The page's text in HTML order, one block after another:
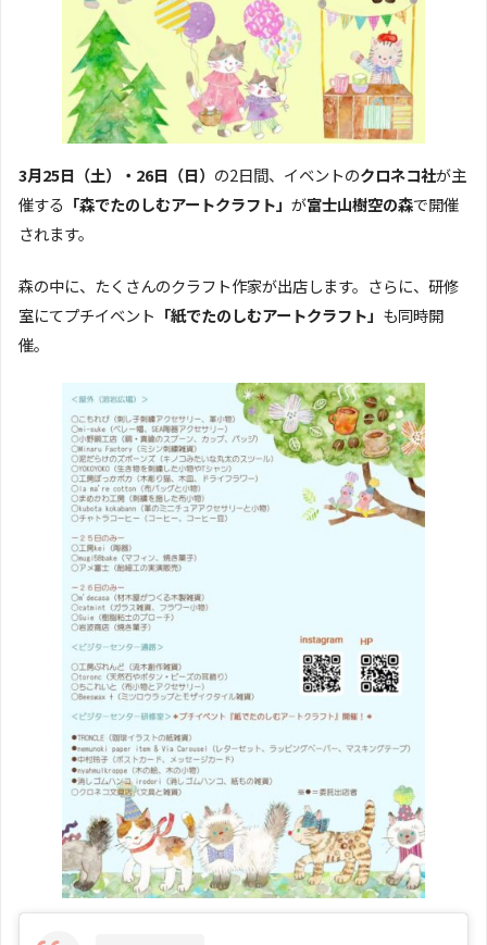
3月25日（土）・26日（日） の2日間、イベントのクロネコ社が主
催する 「森でたのしむアートクラフト」 が富士山樹空の森で開催
されます。
森の中に、たくさんのクラフト作家が出店します。さらに、研修
室にてプチイベント 「紙でたのしむアートクラフト」 も同時開
催。